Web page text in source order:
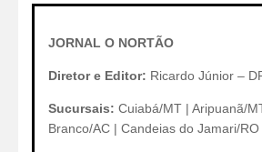
JORNAL O NORTÃO
Diretor e Editor: Ricardo Júnior –
Sucursais: Cuiabá/MT | Aripuanã/
Branco/AC | Candeias do Jamari/RO